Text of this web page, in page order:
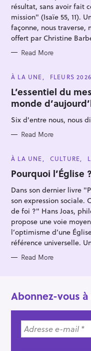
résultat, sans avoir fait
mission" (Isaïe 55, 11).
façonne, nous
offert par Christine
Read More
C
T
E
G
O
R
I
S
À LA UNE FLEURS 2026
L’essentiel du
monde
Six d'entre nous, nous
Read More
C
T
E
O
I
E
S
À LA UNE CULTURE
Pourquoi l’Église
Dans son dernier livre
son expression
de foi ?" Hans Joas,
propose une voie
l’optimisme d’une
référence universelle.
Read More
Abonnez-vous
S
e
r
f
o
r
: